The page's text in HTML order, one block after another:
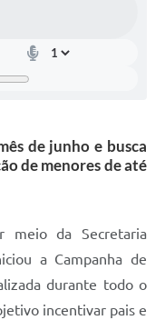
de junho e busca
de menores de até
meio da Secretaria
a Campanha de
durante todo o
incentivar pais e